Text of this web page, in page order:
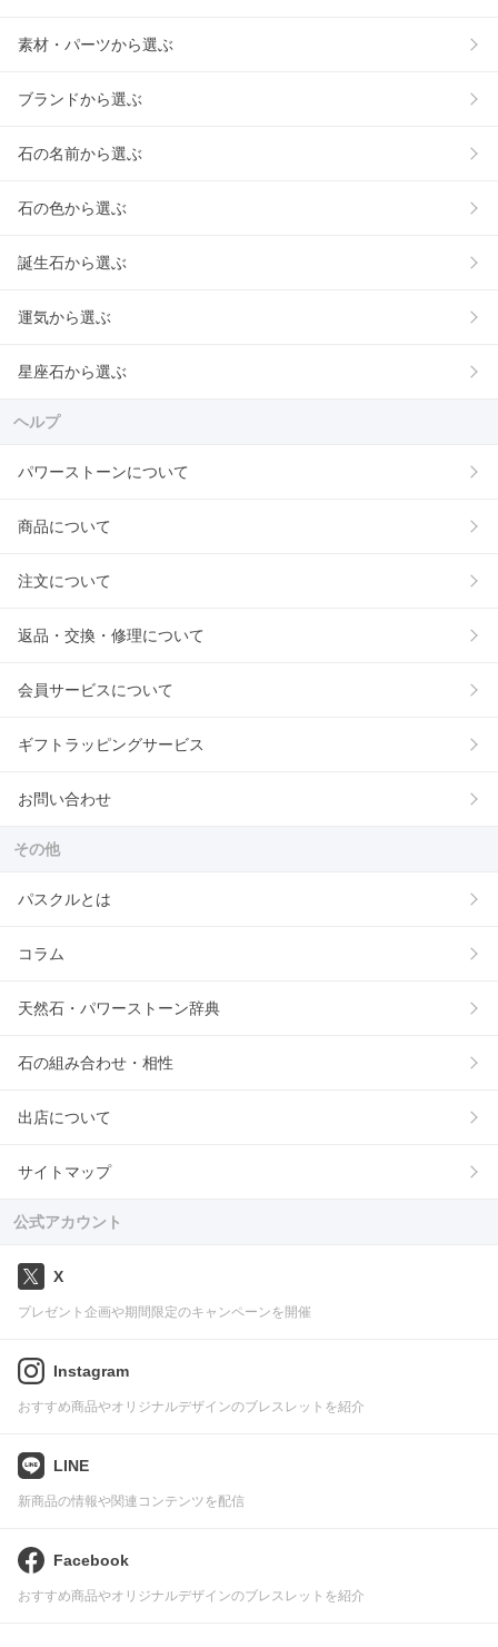
素材・パーツから選ぶ
ブランドから選ぶ
石の名前から選ぶ
石の色から選ぶ
誕生石から選ぶ
運気から選ぶ
星座石から選ぶ
ヘルプ
パワーストーンについて
商品について
注文について
返品・交換・修理について
会員サービスについて
ギフトラッピングサービス
お問い合わせ
その他
パスクルとは
コラム
天然石・パワーストーン辞典
石の組み合わせ・相性
出店について
サイトマップ
公式アカウント
X
プレゼント企画や期間限定のキャンペーンを開催
Instagram
おすすめ商品やオリジナルデザインのブレスレットを紹介
LINE
新商品の情報や関連コンテンツを配信
Facebook
おすすめ商品やオリジナルデザインのブレスレットを紹介